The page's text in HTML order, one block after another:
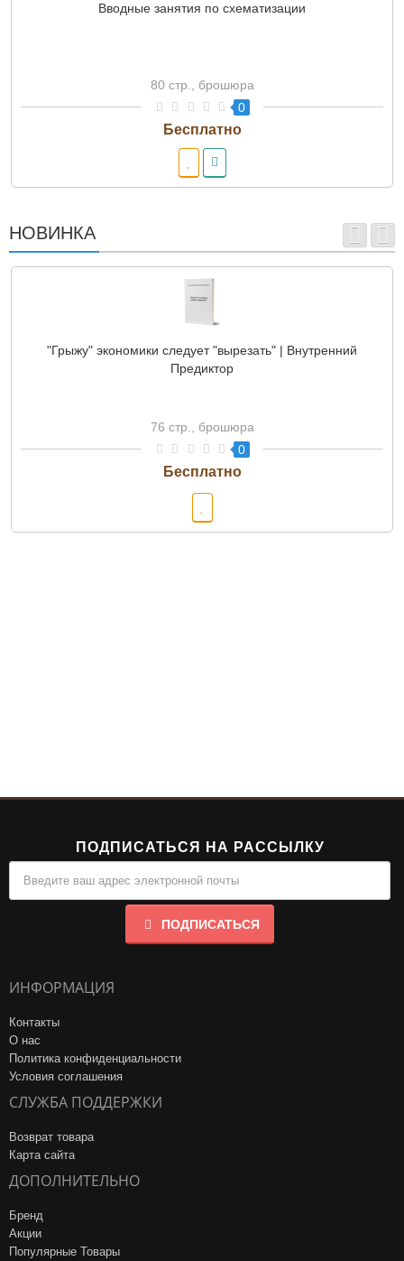
Вводные занятия по схематизации
80 стр., брошюра
0
НОВИНКА
"Грыжу" экономики следует "вырезать" | Внутренний
Предиктор
76 стр., брошюра
0
ПОДПИСАТЬСЯ НА РАССЫЛКУ
ПОДПИСАТЬСЯ
ИНФОРМАЦИЯ
Контакты
О нас
Политика конфиденциальности
Условия соглашения
СЛУЖБА ПОДДЕРЖКИ
Возврат товара
Карта сайта
ДОПОЛНИТЕЛЬНО
Бренд
Акции
Популярные Товары